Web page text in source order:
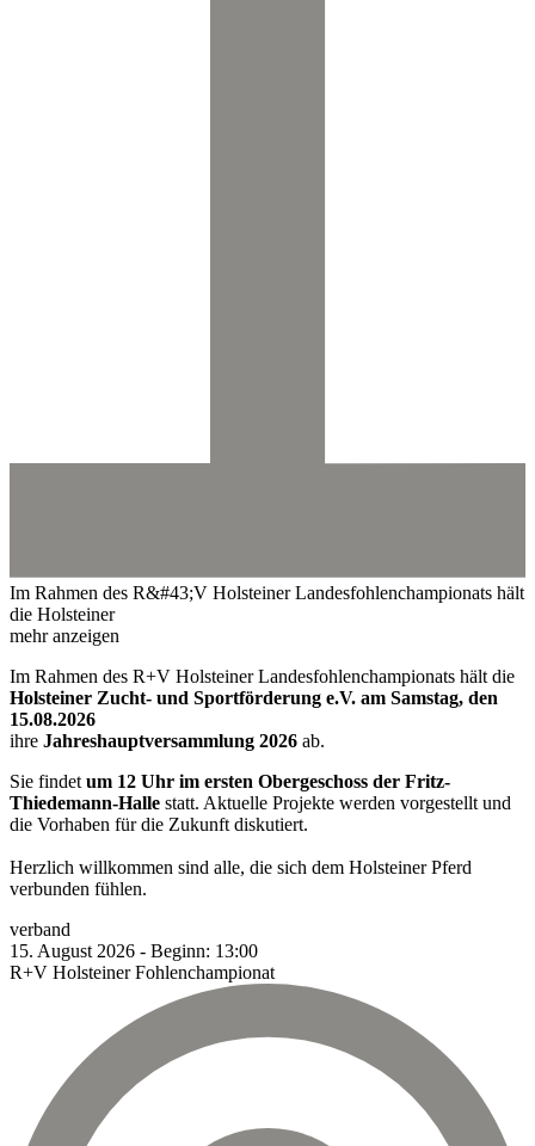
Im Rahmen des R&#43;V Holsteiner Landesfohlenchampionats hält
die Holsteiner
mehr anzeigen
Im Rahmen des R+V Holsteiner Landesfohlenchampionats hält die
Holsteiner Zucht- und Sportförderung e.V. am Samstag, den
15.08.2026
ihre Jahreshauptversammlung 2026 ab.
Sie findet um 12 Uhr im ersten Obergeschoss der Fritz-
Thiedemann-Halle statt. Aktuelle Projekte werden vorgestellt und
die Vorhaben für die Zukunft diskutiert.
Herzlich willkommen sind alle, die sich dem Holsteiner Pferd
verbunden fühlen.
verband
15. August 2026 - Beginn: 13:00
R+V Holsteiner Fohlenchampionat